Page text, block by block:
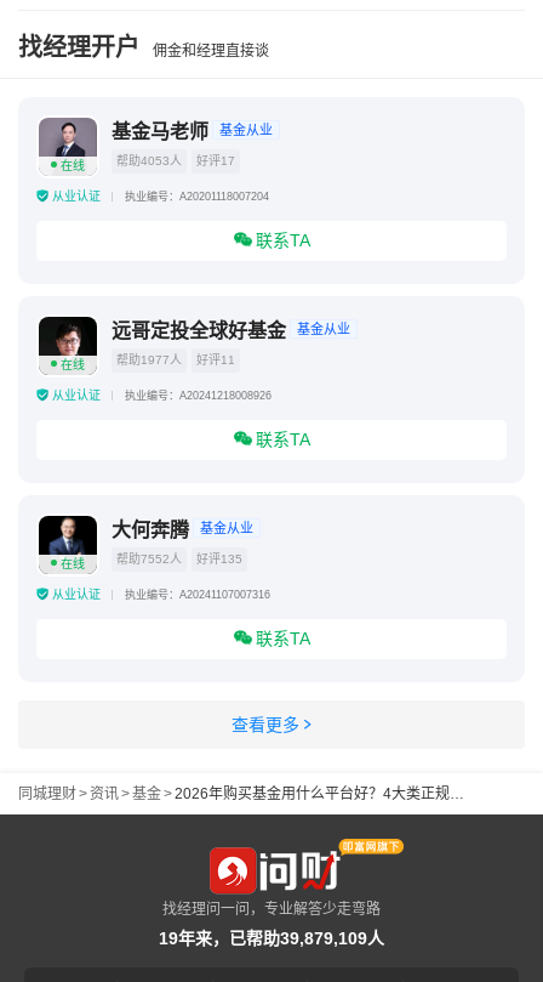
找经理开户 佣金和经理直接谈
在线
基金马老师 基金从业
帮助4053人 好评17
从业认证 执业编号：A20201118007204
联系TA
在线
远哥定投全球好基金 基金从业
帮助1977人 好评11
从业认证 执业编号：A20241218008926
联系TA
在线
大何奔腾 基金从业
帮助7552人 好评135
从业认证 执业编号：A20241107007316
联系TA
查看更多
同城理财>资讯>基金> 2026年购买基金用什么平台好？4大类正规平台深度测评，新手懒人一键跟投指南
找经理问一问，专业解答少走弯路
19年来，已帮助39,879,109人